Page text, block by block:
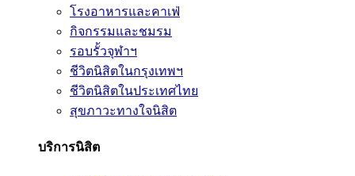
โรงอาหารและคาเฟ่
กิจกรรมและชมรม
รอบรั้วจุฬาฯ
ชีวิตนิสิตในกรุงเทพฯ
ชีวิตนิสิตในประเทศไทย
สุขภาวะทางใจนิสิต
บริการนิสิต